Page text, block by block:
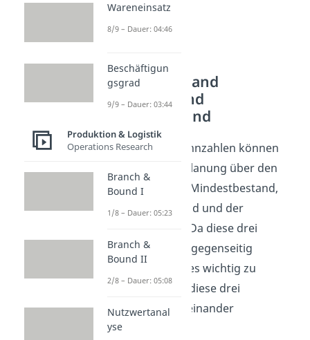
Mindestbestand
Meldebestand
Höchstbestand
Drei Bestand-Kennzahlen können
dir in der Lagerplanung über den
Weg laufen: der Mindestbestand,
der Meldebestand und der
Höchstbestand. Da diese drei
Kennzahlen sich gegenseitig
beeinflussen ist es wichtig zu
wissen, wie sich diese drei
Kennzahlen voneinander
unterscheiden.
Wareneinsatz
8/9 – Dauer: 04:46
Beschäftigun
gsgrad
9/9 – Dauer: 03:44
Produktion & Logistik
Operations Research
Branch &
Bound I
1/8 – Dauer: 05:23
Branch &
Bound II
2/8 – Dauer: 05:08
Nutzwertanal
yse